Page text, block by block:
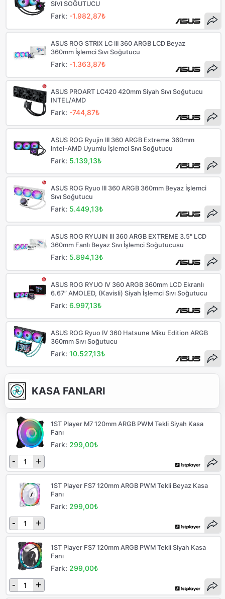
SIVI SOĞUTUCU
Fark: -1.982,87₺
ASUS ROG STRIX LC III 360 ARGB LCD Beyaz
360mm İşlemci Sıvı Soğutucu
Fark: -1.363,87₺
ASUS PROART LC420 420mm Siyah Sıvı Soğutucu
INTEL/AMD
Fark: -744,87₺
ASUS ROG Ryujin III 360 ARGB Extreme 360mm
Intel-AMD Uyumlu İşlemci Sıvı Soğutucu
Fark: 5.139,13₺
ASUS ROG Ryuo III 360 ARGB 360mm Beyaz İşlemci
Sıvı Soğutucu
Fark: 5.449,13₺
ASUS ROG RYUJIN III 360 ARGB EXTREME 3.5" LCD
360mm Fanlı Beyaz Sıvı İşlemci Soğutucusu
Fark: 5.894,13₺
ASUS ROG RYUO IV 360 ARGB 360mm LCD Ekranlı
6.67” AMOLED, (Kavisli) Siyah İşlemci Sıvı Soğutucu
Fark:6.997,13₺
ASUS ROG Ryuo IV 360 Hatsune Miku Edition ARGB
360mm Sıvı Soğutucu
Fark:10.527,13₺
KASA FANLARI
1ST Player M7 120mm ARGB PWM Tekli Siyah Kasa
Fanı
Fark: 299,00₺
- +
1ST Player FS7 120mm ARGB PWM Tekli Beyaz Kasa
Fanı
Fark: 299,00₺
- +
1ST Player FS7 120mm ARGB PWM Tekli Siyah Kasa
Fanı
Fark: 299,00₺
- +